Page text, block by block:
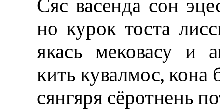
Сяс васенда сон
но курок тоста
якась мековасу и
кить кувалмос, кона
сянгяря сёротнень